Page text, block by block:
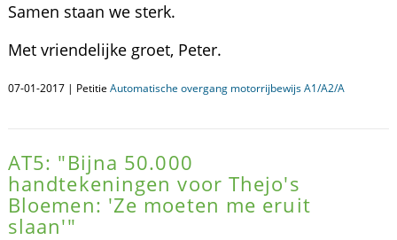
Samen staan we sterk.
Met vriendelijke groet, Peter.
07-01-2017 | Petitie Automatische overgang motorrijbewijs A1/A2/A
AT5: "Bijna 50.000
handtekeningen voor Thejo's
Bloemen: 'Ze moeten me eruit
slaan'"